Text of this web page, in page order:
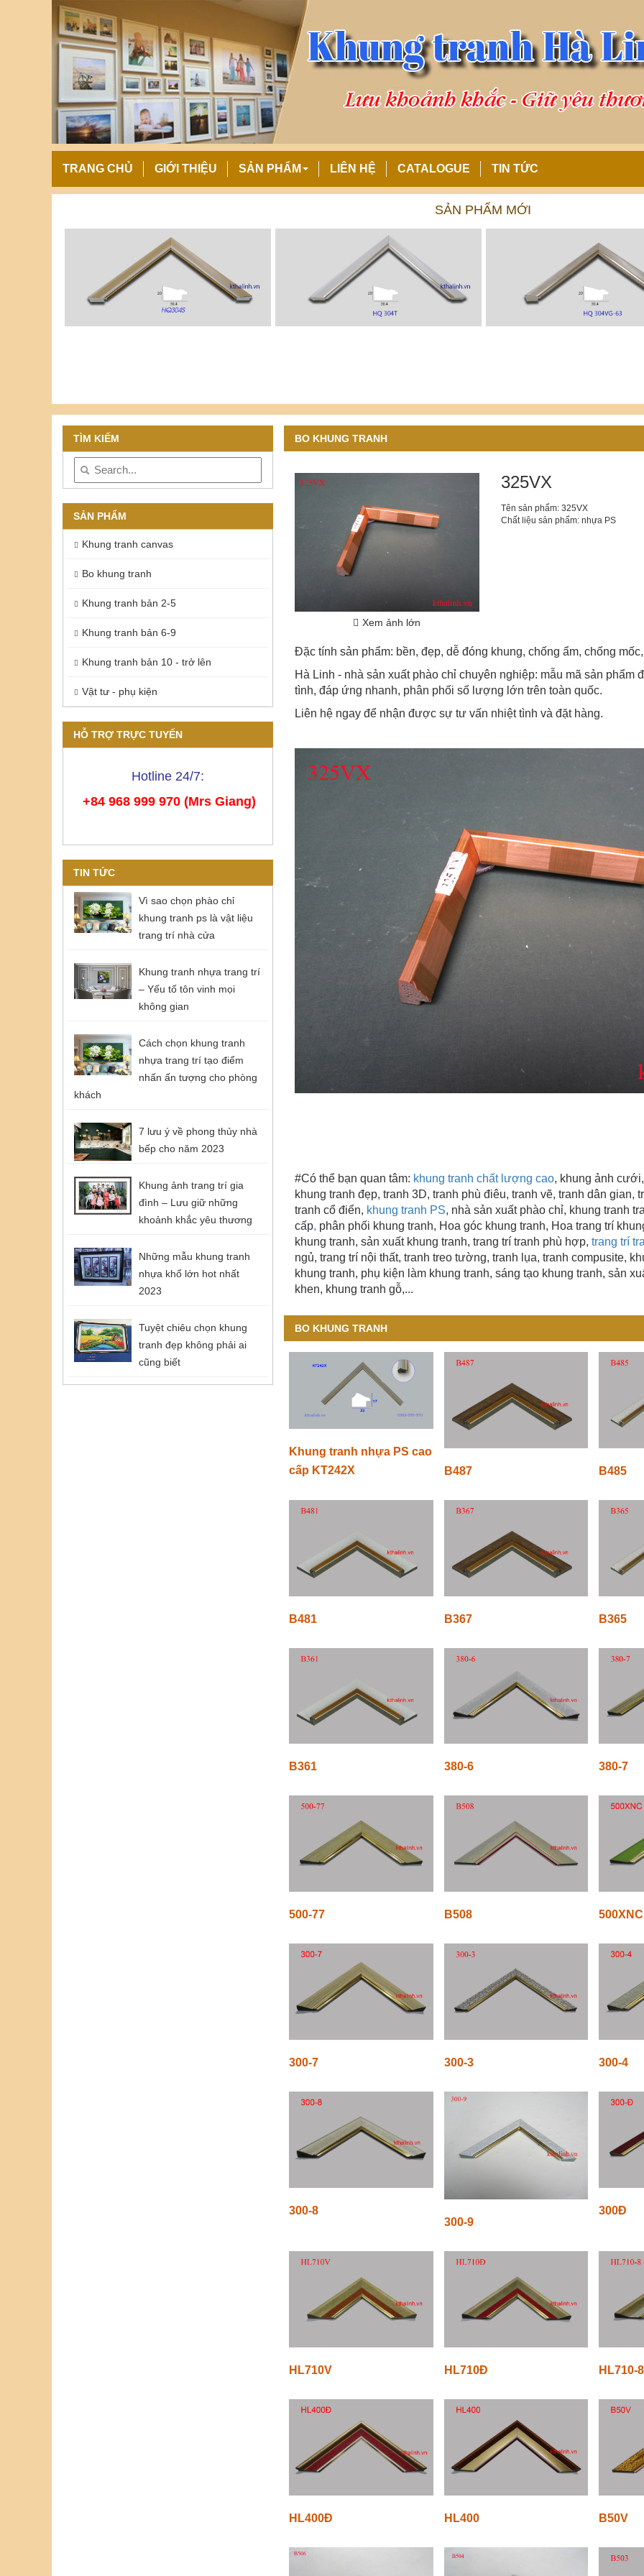
TRANG CHỦ GIỚI THIỆU SẢN PHẨM LIÊN HỆ CATALOGUE TIN TỨC
SẢN PHẨM MỚI
BO KHUNG TRANH
Xem ảnh lớn
325VX
Tên sản phẩm: 325VX
Chất liệu sản phẩm: nhựa PS
Đặc tính sản phẩm: bền, đẹp, dễ đóng khung, chống ẩm, chống
Hà Linh - nhà sản xuất phào chỉ chuyên nghiệp: mẫu mã sản phẩm
tình, đáp ứng nhanh, phân phối số lượng lớn trên toàn quốc.
Liên hệ ngay để nhận được sự tư vấn nhiệt tình và đặt hàng.
#Có thể bạn quan tâm: khung tranh chất lượng cao, khung ảnh
khung tranh đẹp, tranh 3D, tranh phù điêu, tranh vẽ, tranh dân gian,
tranh cổ điển, khung tranh PS, nhà sản xuất phào chỉ, khung tranh
cấp, phân phối khung tranh, Hoa góc khung tranh, Hoa trang trí
khung tranh, sản xuất khung tranh, trang trí tranh phù hợp, trang trí
ngủ, trang trí nội thất, tranh treo tường, tranh lụa, tranh compusite,
khung tranh, phụ kiện làm khung tranh, sáng tạo khung tranh, sản
khen, khung tranh gỗ,...
BO KHUNG TRANH
Khung tranh nhựa PS cao
cấp KT242X
B487 B485
B481 B367 B365
B361 380-6 380-7
500-77 B508 500XNC
300-7 300-3 300-4
300-8
300-9
300Đ
HL710V HL710Đ HL710-8
HL400Đ HL400 B50V
TÌM KIẾM
SẢN PHẨM
Khung tranh canvas
Bo khung tranh
Khung tranh bản 2-5
Khung tranh bản 6-9
Khung tranh bản 10 - trở lên
Vật tư - phụ kiện
HỖ TRỢ TRỰC TUYẾN
Hotline 24/7:
+84 968 999 970 (Mrs Giang)
TIN TỨC
Vì sao chọn phào chỉ
khung tranh ps là vật liệu
trang trí nhà cửa
Khung tranh nhựa trang trí
– Yếu tố tôn vinh mọi
không gian
Cách chọn khung tranh
nhựa trang trí tạo điểm
nhấn ấn tượng cho phòng
khách
7 lưu ý về phong thủy nhà
bếp cho năm 2023
Khung ảnh trang trí gia
đình – Lưu giữ những
khoảnh khắc yêu thương
Những mẫu khung tranh
nhựa khổ lớn hot nhất
2023
Tuyệt chiêu chọn khung
tranh đẹp không phải ai
cũng biết